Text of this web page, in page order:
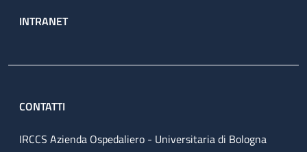
INTRANET
CONTATTI
IRCCS Azienda Ospedaliero - Universitaria di Bologna